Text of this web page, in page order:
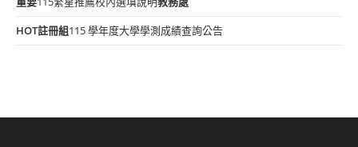
HOT註冊組115 學年度大學學測成績查詢公告